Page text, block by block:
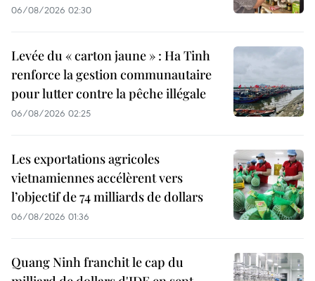
06/08/2026 02:30
Levée du « carton jaune » : Ha Tinh
renforce la gestion communautaire
pour lutter contre la pêche illégale
06/08/2026 02:25
Les exportations agricoles
vietnamiennes accélèrent vers
l’objectif de 74 milliards de dollars
06/08/2026 01:36
Quang Ninh franchit le cap du